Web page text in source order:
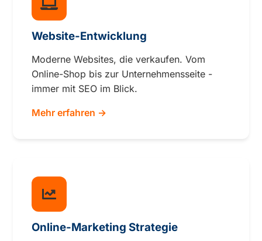
Website-Entwicklung
Moderne Websites, die verkaufen. Vom
Online-Shop bis zur Unternehmensseite -
immer mit SEO im Blick.
Mehr erfahren →
Online-Marketing Strategie